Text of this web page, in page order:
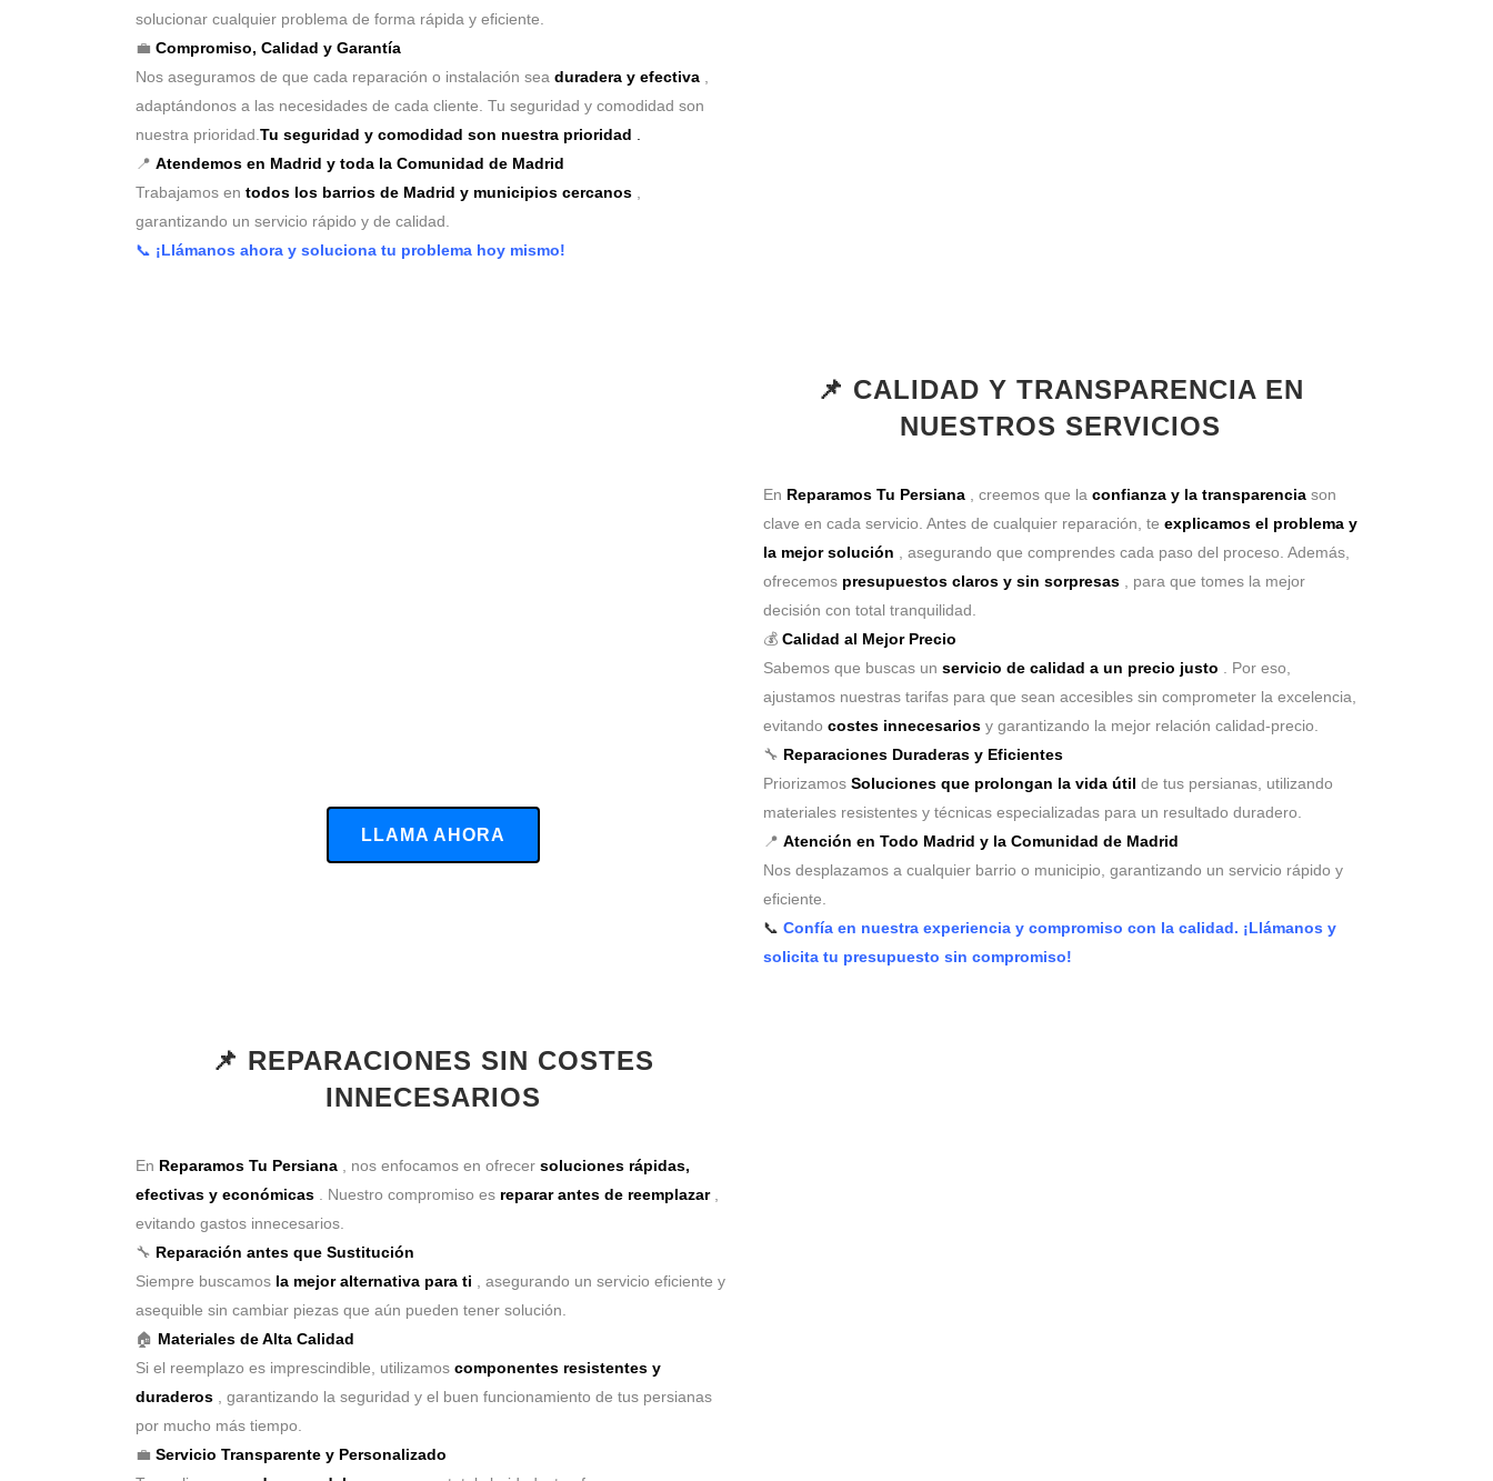
solucionar cualquier problema de forma rápida y eficiente.
💼 Compromiso, Calidad y Garantía
Nos aseguramos de que cada reparación o instalación sea duradera y efectiva
adaptándonos a las necesidades de cada cliente. Tu seguridad y comodidad son
nuestra prioridad. Tu seguridad y comodidad son nuestra prioridad
📍 Atendemos en Madrid y toda la Comunidad de Madrid
Trabajamos en todos los barrios de Madrid y municipios cercanos
garantizando un servicio rápido y de calidad.
📞 ¡Llámanos ahora y soluciona tu problema hoy mismo!
LLAMA AHORA
📌 CALIDAD Y TRANSPARENCIA EN
NUESTROS SERVICIOS
En Reparamos Tu Persiana , creemos que la confianza y la transparencia son
clave en cada servicio. Antes de cualquier reparación, te explicamos el problema y
la mejor solución , asegurando que comprendes cada paso del proceso. Además,
ofrecemos presupuestos claros y sin sorpresas , para que tomes la mejor
decisión con total tranquilidad.
💰 Calidad al Mejor Precio
Sabemos que buscas un servicio de calidad a un precio justo . Por eso,
ajustamos nuestras tarifas para que sean accesibles sin comprometer la excelencia,
evitando costes innecesarios y garantizando la mejor relación calidad-precio.
🔧 Reparaciones Duraderas y Eficientes
Priorizamos Soluciones que prolongan la vida útil de tus persianas, utilizando
materiales resistentes y técnicas especializadas para un resultado duradero.
📍 Atención en Todo Madrid y la Comunidad de Madrid
Nos desplazamos a cualquier barrio o municipio, garantizando un servicio rápido y
eficiente.
📞 Confía en nuestra experiencia y compromiso con la calidad. ¡Llámanos y
solicita tu presupuesto sin compromiso!
📌 REPARACIONES SIN COSTES
INNECESARIOS
En Reparamos Tu Persiana , nos enfocamos en ofrecer soluciones rápidas,
efectivas y económicas . Nuestro compromiso es reparar antes de reemplazar,
evitando gastos innecesarios.
🔧 Reparación antes que Sustitución
Siempre buscamos la mejor alternativa para ti , asegurando un servicio eficiente y
asequible sin cambiar piezas que aún pueden tener solución.
🏠 Materiales de Alta Calidad
Si el reemplazo es imprescindible, utilizamos componentes resistentes y
duraderos , garantizando la seguridad y el buen funcionamiento de tus persianas
por mucho más tiempo.
💼 Servicio Transparente y Personalizado